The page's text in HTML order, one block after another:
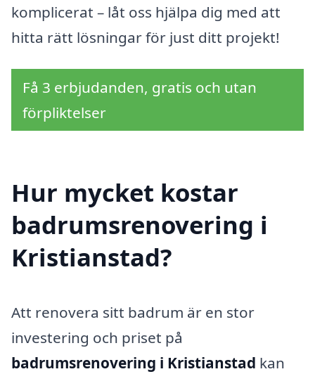
komplicerat – låt oss hjälpa dig med att
hitta rätt lösningar för just ditt projekt!
Få 3 erbjudanden, gratis och utan
förpliktelser
Hur mycket kostar
badrumsrenovering i
Kristianstad?
Att renovera sitt badrum är en stor
investering och priset på
badrumsrenovering i Kristianstad kan